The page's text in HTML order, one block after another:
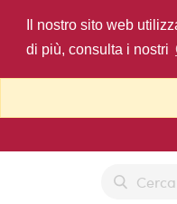
Il nostro sito web
di più, consulta i nostri